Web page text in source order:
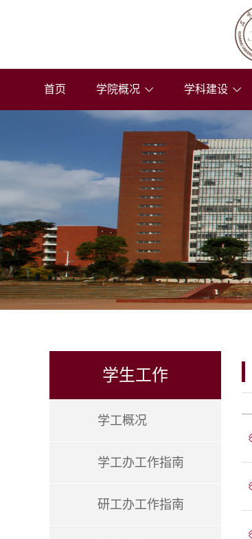
首页 学院概况 学科建设
学生工作
学工概况
学工办工作指南
研工办工作指南